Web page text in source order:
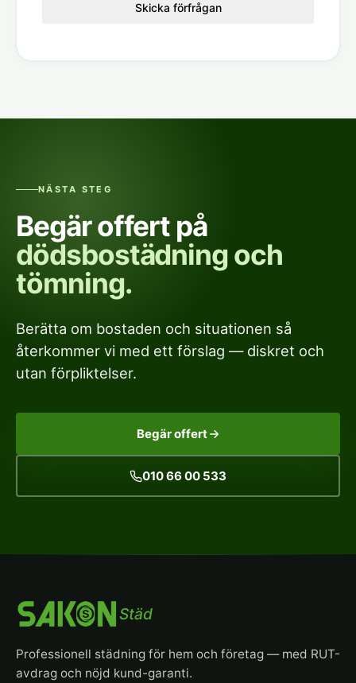
Skicka förfrågan
NÄSTA STEG
Begär offert på
dödsbostädning och
tömning.
Berätta om bostaden och situationen så
återkommer vi med ett förslag — diskret och
utan förpliktelser.
Begär offert
010 66 00 533
Städ
Professionell städning för hem och företag — med RUT-
avdrag och nöjd kund-garanti.